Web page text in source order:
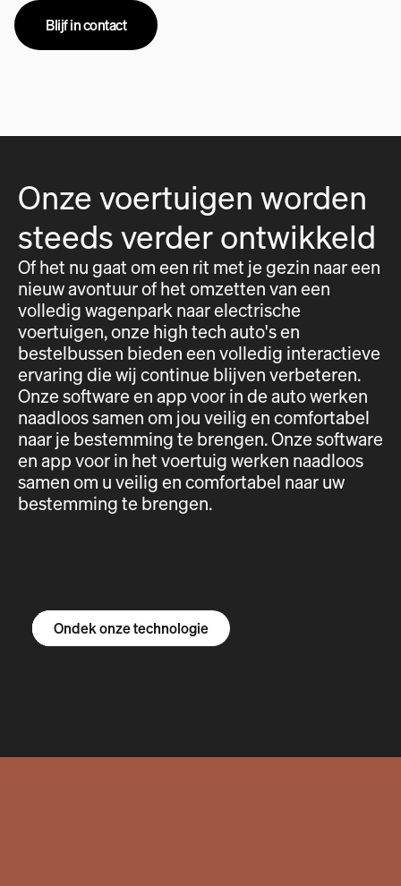
Blijf in contact
Onze voertuigen worden
steeds verder ontwikkeld
Of het nu gaat om een rit met je gezin naar een
nieuw avontuur of het omzetten van een
volledig wagenpark naar electrische
voertuigen, onze high tech auto's en
bestelbussen bieden een volledig interactieve
ervaring die wij continue blijven verbeteren.
Onze software en app voor in de auto werken
naadloos samen om jou veilig en comfortabel
naar je bestemming te brengen. Onze software
en app voor in het voertuig werken naadloos
samen om u veilig en comfortabel naar uw
bestemming te brengen.
Ontdek de R1S
Ontdek de R1T
Ontdek de bestelbus
Ondek onze technologie